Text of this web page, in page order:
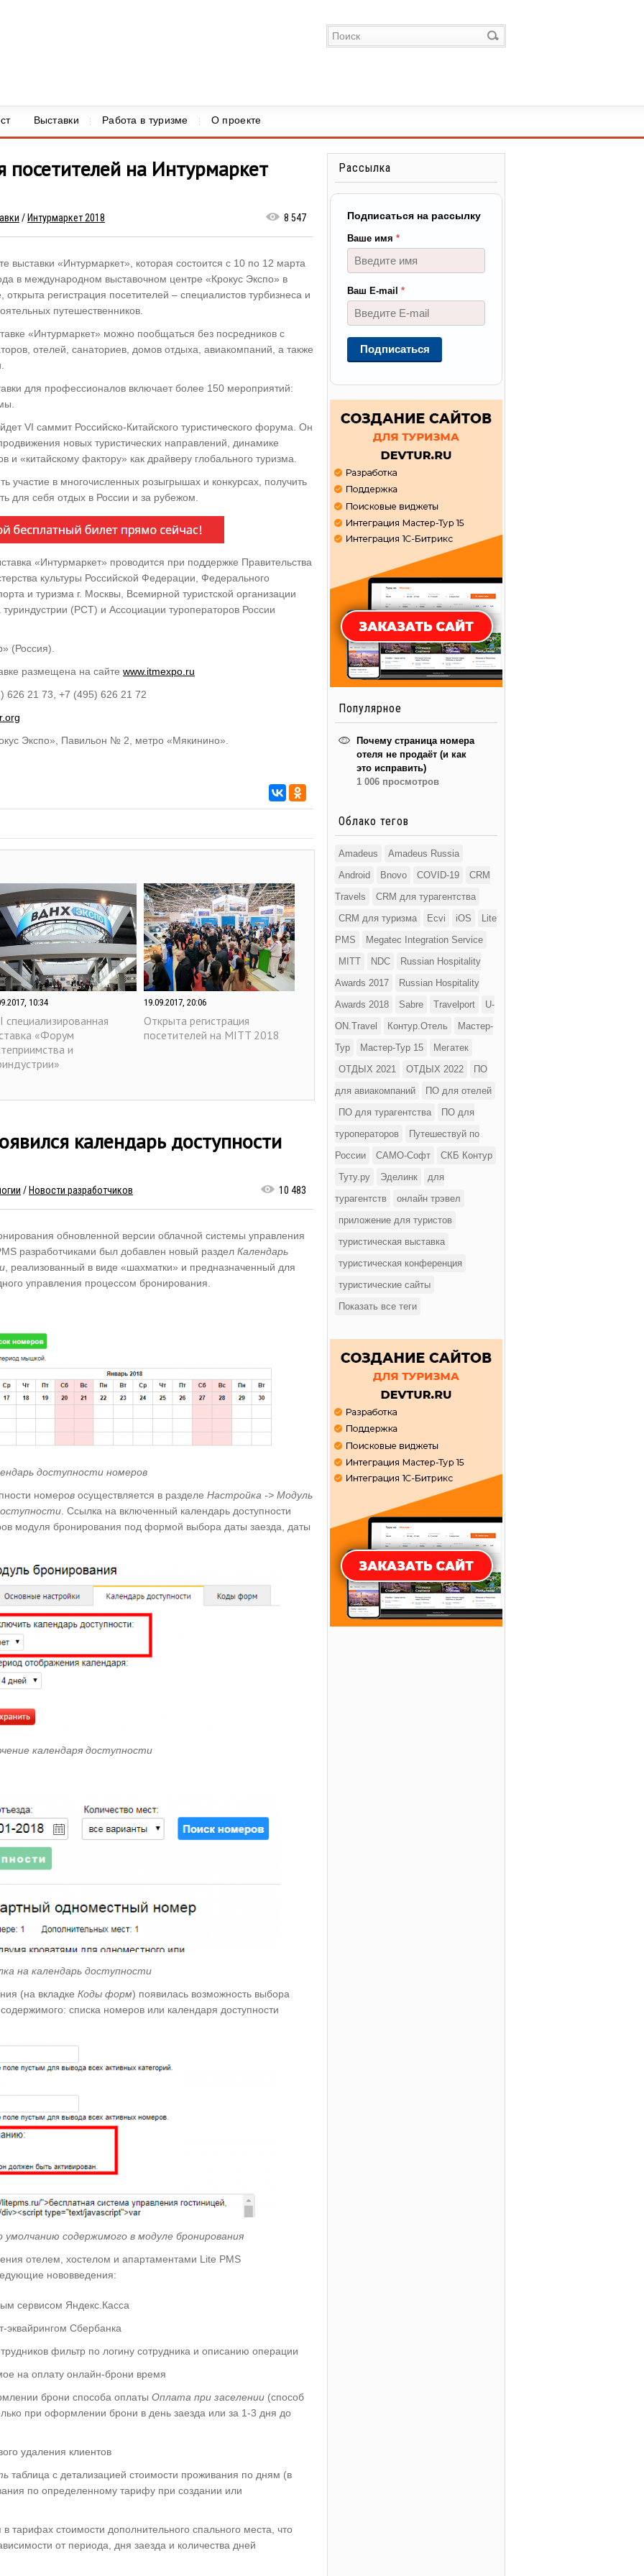
Выставки Работа в туризме О проекте
посетителей на Интурмаркет
/ Интурмаркет 2018 8 547
выставки «Интурмаркет», которая состоится с 10 по 12 марта
в международном выставочном центре «Крокус Экспо» в
открыта регистрация посетителей – специалистов турбизнеса и
путешественников.
«Интурмаркет» можно пообщаться без посредников с
отелей, санаториев, домов отдыха, авиакомпаний, а также
для профессионалов включает более 150 мероприятий:
VI саммит Российско-Китайского туристического форума. Он
новых туристических направлений, динамике
и «китайскому фактору» как драйверу глобального туризма.
участие в многочисленных розыгрышах и конкурсах, получить
для себя отдых в России и за рубежом.
«Интурмаркет» проводится при поддержке Правительства
культуры Российской Федерации, Федерального
и туризма г. Москвы, Всемирной туристской организации
(РСТ) и Ассоциации туроператоров России
(Россия).
размещена на сайте www.itmexpo.ru
21 73, +7 (495) 626 21 72
Экспо», Павильон № 2, метро «Мякинино».
10:34
специализированная
«Форум
и
19.09.2017, 20:06
Открыта регистрация
посетителей на MITT 2018
MITT 2017 без
кода будет платным
календарь доступности
/ Новости разработчиков 10 483
обновленной версии облачной системы управления
разработчиками был добавлен новый раздел Календарь
, реализованный в виде «шахматки» и предназначенный для
управления процессом бронирования.
доступности номеров
номеров осуществляется в разделе Настройка -> Модуль
. Ссылка на включенный календарь доступности
модуля бронирования под формой выбора даты заезда, даты
календаря доступности
на календарь доступности
(на вкладке Коды форм) появилась возможность выбора
списка номеров или календаря доступности
умолчанию содержимого в модуле бронирования
отелем, хостелом и апартаментами Lite PMS
нововведения:
сервисом Яндекс.Касса
эквайрингом Сбербанка
фильтр по логину сотрудника и описанию операции
на оплату онлайн-брони время
брони способа оплаты Оплата при заселении (способ
при оформлении брони в день заезда или за 1-3 дня до
удаления клиентов
таблица с детализацией стоимости проживания по дням (в
по определенному тарифу при создании или
тарифах стоимости дополнительного спального места, что
от периода, дня заезда и количества дней
Рассылка
Подписаться на рассылку
Ваше имя *
Ваш E-mail *
Подписаться
Популярное
Почему страница номера
отеля не продаёт (и как
это исправить)
1 006 просмотров
Облако тегов
Amadeus
Amadeus Russia
Android
Bnovo COVID-19
CRM
Travels
CRM для турагентства
CRM для туризма
Ecvi iOS
Lite
PMS
Megatec Integration Service
MITT
NDC
Russian Hospitality
Awards 2017
Russian Hospitality
Awards 2018
Sabre Travelport
U-
ON.Travel
Контур.Отель
Мастер-
Тур
Мастер-Тур 15
Мегатек
ОТДЫХ 2021
ОТДЫХ 2022
ПО
для авиакомпаний
ПО для отелей
ПО для турагентства
ПО для
туроператоров
Путешествуй по
России
САМО-Софт
СКБ Контур
Туту.ру
Эделинк
для
турагентств
онлайн трэвел
приложение для туристов
туристическая выставка
туристическая конференция
туристические сайты
Показать все теги